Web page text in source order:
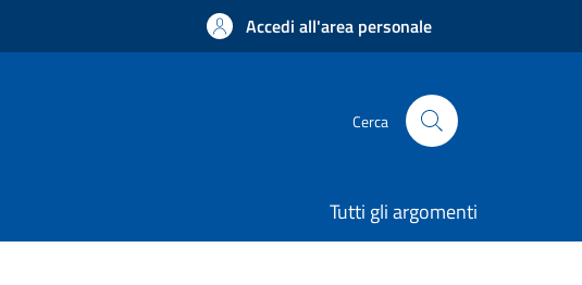
Accedi all'area personale
Cerca
Tutti gli argomenti